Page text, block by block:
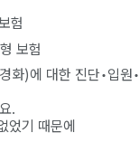
험
보험
화)에 대한 진단•입원•
.
었기 때문에